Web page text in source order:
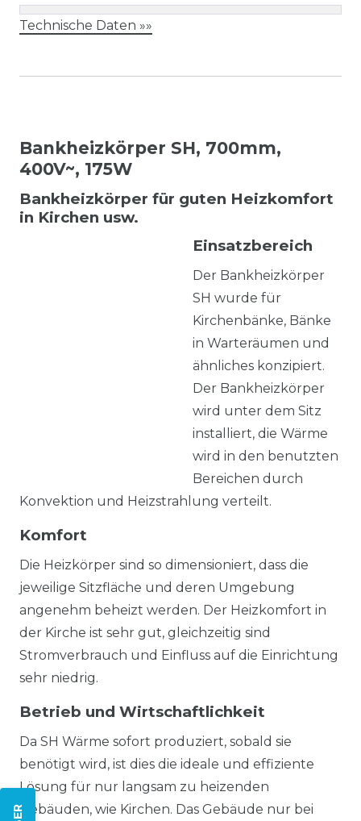
Technische Daten »»
Bankheizkörper SH, 700mm,
400V~, 175W
Bankheizkörper für guten Heizkomfort
in Kirchen usw.
Einsatzbereich
Der Bankheizkörper
SH wurde für
Kirchenbänke, Bänke
in Warteräumen und
ähnliches konzipiert.
Der Bankheizkörper
wird unter dem Sitz
installiert, die Wärme
wird in den benutzten
Bereichen durch
Konvektion und Heizstrahlung verteilt.
Komfort
Die Heizkörper sind so dimensioniert, dass die
jeweilige Sitzfläche und deren Umgebung
angenehm beheizt werden. Der Heizkomfort in
der Kirche ist sehr gut, gleichzeitig sind
Stromverbrauch und Einfluss auf die Einrichtung
sehr niedrig.
Betrieb und Wirtschaftlichkeit
Da SH Wärme sofort produziert, sobald sie
benötigt wird, ist dies die ideale und effiziente
Lösung für nur langsam zu heizenden
Gebäuden, wie Kirchen. Das Gebäude nur bei